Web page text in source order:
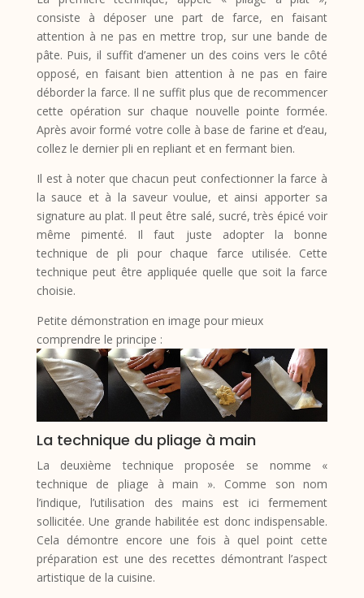
consiste à déposer une part de farce, en faisant
attention à ne pas en mettre trop, sur une bande de
pâte. Puis, il suffit d’amener un des coins vers le côté
opposé, en faisant bien attention à ne pas en faire
déborder la farce. Il ne suffit plus que de recommencer
cette opération sur chaque nouvelle pointe formée.
Après avoir formé votre colle à base de farine et d’eau,
collez le dernier pli en repliant et en fermant bien.
Il est à noter que chacun peut confectionner la farce à
la sauce et à la saveur voulue, et ainsi apporter sa
signature au plat. Il peut être salé, sucré, très épicé voir
même pimenté. Il faut juste adopter la bonne
technique de pli pour chaque farce utilisée. Cette
technique peut être appliquée quelle que soit la farce
choisie.
Petite démonstration en image pour mieux
comprendre le principe :
La technique du pliage à main
La deuxième technique proposée se nomme «
technique de pliage à main ». Comme son nom
l’indique, l’utilisation des mains est ici fermement
sollicitée. Une grande habilitée est donc indispensable.
Cela démontre encore une fois à quel point cette
préparation est une des recettes démontrant l’aspect
artistique de la cuisine.